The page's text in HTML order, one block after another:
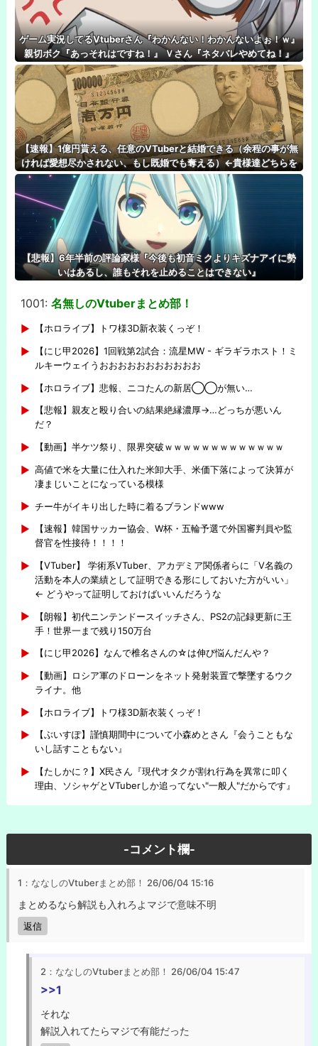
ゲーム実況してるVtuberさん『わかんない！わかんないよぉ！ｗ』
親切ボク『あっそれはですね！』 Ｖさん『ネタバレやめてね！』
【速報】1億円貰える、任意のVTuberと結婚できる（余程の事が無
ければ愛想尽かされない、もし既婚でも奪える）←貴様達どちらを
選ぶんだ？
【悲報】6年半前の評論家様『今後も初音ミクよりキズナアイに勢
いはあるし、誰もそれを止めることはできない』
1001: 名無しのVtuberまとめ部！
【ホロライブ】トワ様3D新衣装くっぞ！
【にじ甲2026】1回戦第2試合：流星MW - ギラギラホスト！ミ
ルキーウェイうおおおおおおおおおおお
【ホロライブ】悲報、ニコたんの新居◯◯が無い…
【悲報】親友と殴り合いの結果絶縁濃厚→…どっちが悪いん
だ？
【動画】半ケツ祭り、限界突破ｗｗｗｗｗｗｗｗｗｗｗｗｗ
高値で米を大量に仕入れた米卸大手、米価下落によって決算が
凄まじいことになっている模様
チー牛がイキり出した時に着るブランドwww
【速報】韓国サッカー協会、W杯・五輪予選で外国審判員や監
督官を性接待！！！！
【VTuber】 学術系VTuber、アカデミア関係者らに「V名義の
活動を本人の業績として証明できる形にしておいた方がいい」
← どうやって証明しておけばいいんだろうな
【朗報】初代ニンテンドースイッチさん、PS2の記録更新に王
手！世界一まで残り150万台
【にじ甲2026】なんで椎名さんの☆は伸び悩んだんや？
【動画】ロシア軍のドローンをネット発射装置で撃墜するウク
ライナ。他
【ホロライブ】トワ様3D新衣装くっぞ！
【ぶいすぽ】謹慎期間中について小森めとさん『会うこともな
いし話すこともない』
【たしかに？】X民さん『現代オタクが割れ行為を異常に叩く
理由、ソシャゲとVTuberしか追ってない"一般人"だからです』
-コメント欄-
1：ななしのVtuberまとめ部！ 26/06/04 15:16
まとめるなら解説も入れろよマジで意味不明
返信
2：ななしのVtuberまとめ部！ 26/06/04 15:47
>>1
それな
解説入れてたらマジで有能だった